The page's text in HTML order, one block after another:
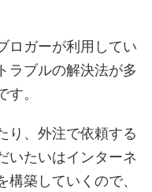
ロガーが利用してい
ラブルの解決法が多
。
り、外注で依頼する
いたいはインターネ
築していくので、